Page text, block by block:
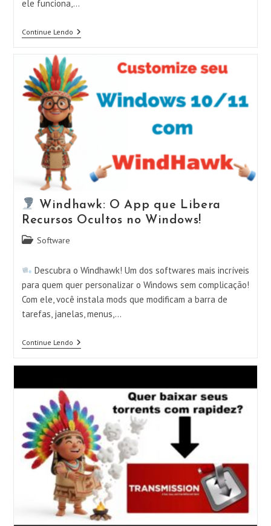
ele funciona,…
Continue Lendo
LIBREELEC:
Sua
TV
Em
Um
Centro
Multimídia
Poderoso
Com
Kodi!
Windhawk: O App que Libera
Recursos Ocultos no Windows!
Categoria
post:
Software
Descubra o Windhawk! Um dos softwares mais incríveis
para quem quer personalizar o Windows sem complicação!
Com ele, você instala mods que modificam a barra de
tarefas, janelas, menus,…
Continue Lendo
Windhawk:
Libera
Recursos
Ocultos
No
Windows!